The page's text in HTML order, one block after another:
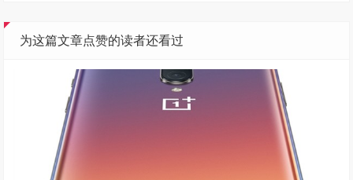
为这篇文章点赞的读者还看过